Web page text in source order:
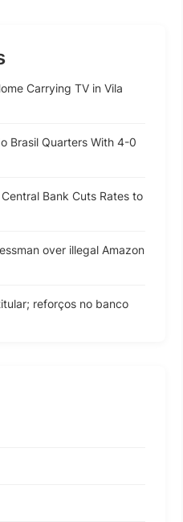
Carrying TV in Vila
Brasil Quarters With 4-0
Bank Cuts Rates to
over illegal Amazon
reforços no banco